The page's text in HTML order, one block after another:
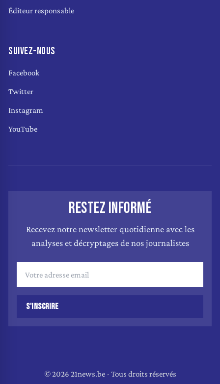
Éditeur responsable
SUIVEZ-NOUS
Facebook
Twitter
Instagram
YouTube
RESTEZ INFORMÉ
Recevez notre newsletter quotidienne avec les
analyses et décryptages de nos journalistes
S'INSCRIRE
© 2026 21news.be - Tous droits réservés